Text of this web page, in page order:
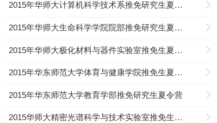
2015年华师大计算机科学技术系推免研究生夏令营
2015年华师大生命科学学院院部推免研究生夏令营
2015年华师大极化材料与器件实验室推免生夏令营
2015年华东师范大学体育与健康学院推免生夏令营
2015年华东师范大学教育学部推免研究生夏令营
2015华师大精密光谱科学与技术实验室推免生夏令营